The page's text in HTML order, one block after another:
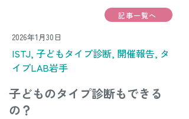
記事一覧へ
2026年1月30日
ISTJ, 子どもタイプ診断, 開催報告, タ
イプLAB岩手
子どものタイプ診断もできる
の？